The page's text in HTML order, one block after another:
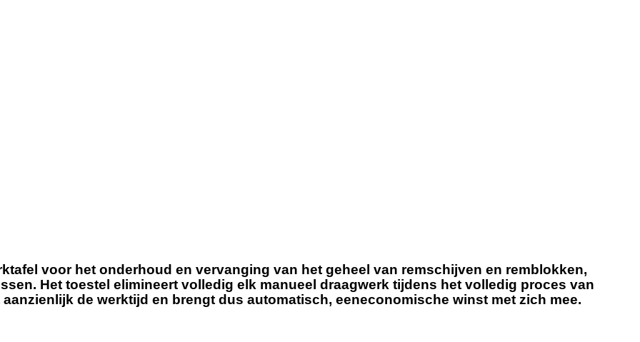
voor het onderhoud en vervanging van het geheel van remschijven en remblokken,
Het toestel elimineert volledig elk manueel draagwerk tijdens het volledig proces van
de werktijd en brengt dus automatisch, eeneconomische winst met zich mee.